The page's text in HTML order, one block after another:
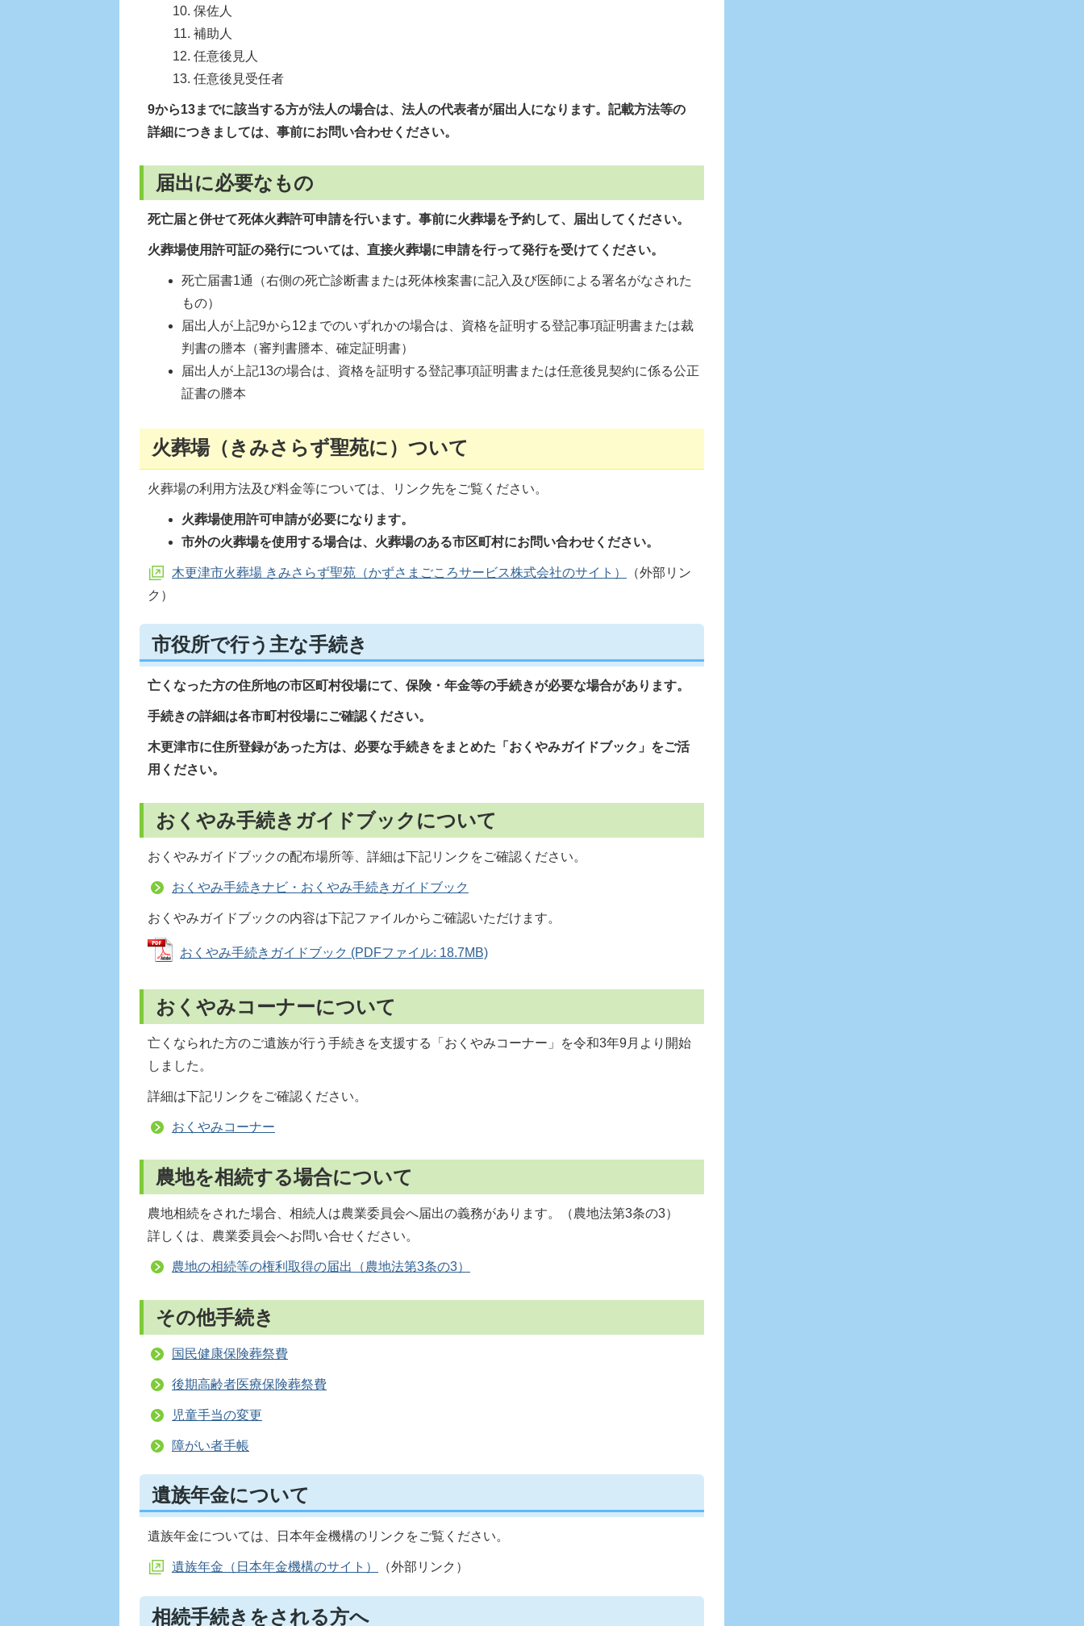
保佐人
補助人
任意後見人
任意後見受任者
9から13までに該当する方が法人の場合は、法人の代表者が届出人になります。記載方法等の
詳細につきましては、事前にお問い合わせください。
届出に必要なもの
死亡届と併せて死体火葬許可申請を行います。事前に火葬場を予約して、届出してください。
火葬場使用許可証の発行については、直接火葬場に申請を行って発行を受けてください。
死亡届書1通（右側の死亡診断書または死体検案書に記入及び医師による署名がなされた
もの）
届出人が上記9から12までのいずれかの場合は、資格を証明する登記事項証明書または裁
判書の謄本（審判書謄本、確定証明書）
届出人が上記13の場合は、資格を証明する登記事項証明書または任意後見契約に係る公正
証書の謄本
火葬場（きみさらず聖苑に）ついて
火葬場の利用方法及び料金等については、リンク先をご覧ください。
火葬場使用許可申請が必要になります。
市外の火葬場を使用する場合は、火葬場のある市区町村にお問い合わせください。
木更津市火葬場 きみさらず聖苑（かずさまごころサービス株式会社のサイト）
（外部リン
ク）
市役所で行う主な手続き
亡くなった方の住所地の市区町村役場にて、保険・年金等の手続きが必要な場合があります。
手続きの詳細は各市町村役場にご確認ください。
木更津市に住所登録があった方は、必要な手続きをまとめた「おくやみガイドブック」をご活
用ください。
おくやみ手続きガイドブックについて
おくやみガイドブックの配布場所等、詳細は下記リンクをご確認ください。
おくやみ手続きナビ・おくやみ手続きガイドブック
おくやみガイドブックの内容は下記ファイルからご確認いただけます。
おくやみ手続きガイドブック (PDFファイル: 18.7MB)
おくやみコーナーについて
亡くなられた方のご遺族が行う手続きを支援する「おくやみコーナー」を令和3年9月より開始
しました。
詳細は下記リンクをご確認ください。
おくやみコーナー
農地を相続する場合について
農地相続をされた場合、相続人は農業委員会へ届出の義務があります。（農地法第3条の3）
詳しくは、農業委員会へお問い合せください。
農地の相続等の権利取得の届出（農地法第3条の3）
その他手続き
国民健康保険葬祭費
後期高齢者医療保険葬祭費
児童手当の変更
障がい者手帳
遺族年金について
遺族年金については、日本年金機構のリンクをご覧ください。
遺族年金（日本年金機構のサイト） （外部リンク）
相続手続きをされる方へ